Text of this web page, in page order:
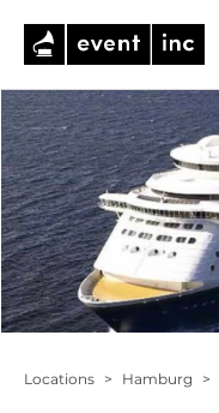
Locations > Hamburg >